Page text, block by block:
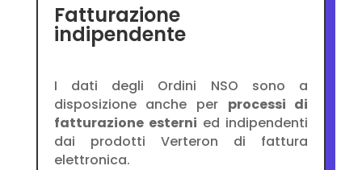
Fatturazione
indipendente
I dati degli Ordini NSO sono a
disposizione anche per processi di
fatturazione esterni ed indipendenti
dai prodotti Verteron di fattura
elettronica.